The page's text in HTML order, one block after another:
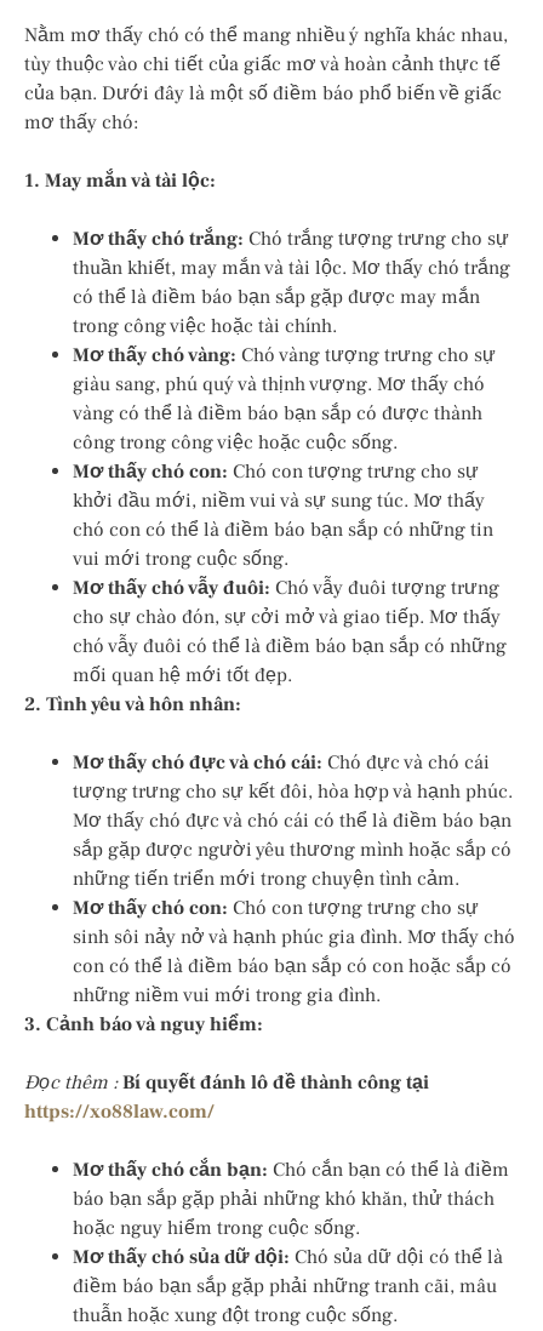
Nằm mơ thấy chó có thể mang nhiều ý nghĩa khác nhau,
tùy thuộc vào chi tiết của giấc mơ và hoàn cảnh thực tế
của bạn. Dưới đây là một số điềm báo phổ biến về giấc
mơ thấy chó:
1. May mắn và tài lộc:
Mơ thấy chó trắng: Chó trắng tượng trưng cho sự
thuần khiết, may mắn và tài lộc. Mơ thấy chó trắng
có thể là điềm báo bạn sắp gặp được may mắn
trong công việc hoặc tài chính.
Mơ thấy chó vàng: Chó vàng tượng trưng cho sự
giàu sang, phú quý và thịnh vượng. Mơ thấy chó
vàng có thể là điềm báo bạn sắp có được thành
công trong công việc hoặc cuộc sống.
Mơ thấy chó con: Chó con tượng trưng cho sự
khởi đầu mới, niềm vui và sự sung túc. Mơ thấy
chó con có thể là điềm báo bạn sắp có những tin
vui mới trong cuộc sống.
Mơ thấy chó vẫy đuôi: Chó vẫy đuôi tượng trưng
cho sự chào đón, sự cởi mở và giao tiếp. Mơ thấy
chó vẫy đuôi có thể là điềm báo bạn sắp có những
mối quan hệ mới tốt đẹp.
2. Tình yêu và hôn nhân:
Mơ thấy chó đực và chó cái: Chó đực và chó cái
tượng trưng cho sự kết đôi, hòa hợp và hạnh phúc.
Mơ thấy chó đực và chó cái có thể là điềm báo bạn
sắp gặp được người yêu thương mình hoặc sắp có
những tiến triển mới trong chuyện tình cảm.
Mơ thấy chó con: Chó con tượng trưng cho sự
sinh sôi nảy nở và hạnh phúc gia đình. Mơ thấy chó
con có thể là điềm báo bạn sắp có con hoặc sắp có
những niềm vui mới trong gia đình.
3. Cảnh báo và nguy hiểm:
Đọc thêm : Bí quyết đánh lô đề thành công tại
https://xo88law.com/
Mơ thấy chó cắn bạn: Chó cắn bạn có thể là điềm
báo bạn sắp gặp phải những khó khăn, thử thách
hoặc nguy hiểm trong cuộc sống.
Mơ thấy chó sủa dữ dội: Chó sủa dữ dội có thể là
điềm báo bạn sắp gặp phải những tranh cãi, mâu
thuẫn hoặc xung đột trong cuộc sống.